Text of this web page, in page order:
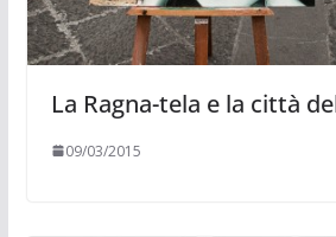
La Ragna-tela e la città
09/03/2015